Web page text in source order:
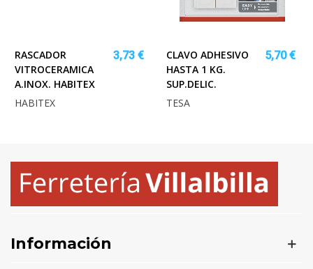
RASCADOR
VITROCERAMICA
A.INOX. HABITEX
3,73 €
HABITEX
CLAVO ADHESIVO
HASTA 1 KG.
SUP.DELIC.
5,70 €
TESA
Información